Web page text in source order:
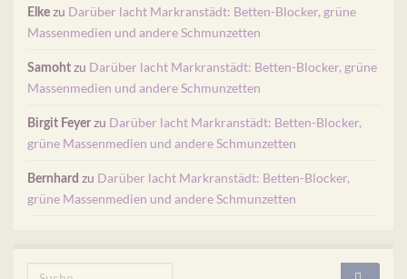
Elke zu Darüber lacht Markranstädt: Betten-Blocker, grüne
Massenmedien und andere Schmunzetten
Samoht zu Darüber lacht Markranstädt: Betten-Blocker, grüne
Massenmedien und andere Schmunzetten
Birgit Feyer zu Darüber lacht Markranstädt: Betten-Blocker,
grüne Massenmedien und andere Schmunzetten
Bernhard zu Darüber lacht Markranstädt: Betten-Blocker,
grüne Massenmedien und andere Schmunzetten
Search for: